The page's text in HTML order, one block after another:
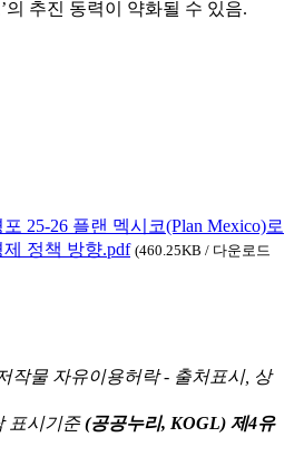
의 추진 동력이 약화될 수 있음.
25-26 플랜 멕시코(Plan Mexico)로
정책 방향.pdf (460.25KB / 다운로드
표시기준 (공공누리, KOGL) 제4유